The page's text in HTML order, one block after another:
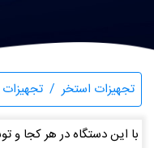
تجهیزات استخر
با این دستگاه در هر کجا